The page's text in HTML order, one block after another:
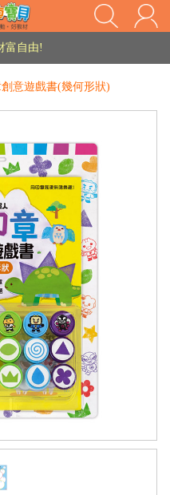
家長樂了!「風車書版集團暨FOOD超人企業總部」目前正興建中!
富自由!
中~
海外購物流程說明』
富自由!
中~
海外購物流程說明』
意遊戲書(幾何形狀)